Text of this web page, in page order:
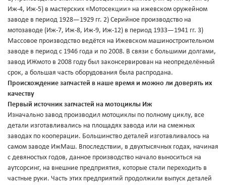
Иж-4, Иж-5) в мастерских «Мотосекции» на ижевском оружейном
заводе в период 1928—1929 гг. 2) Серийное производство на
мотозаводе (Иж-7, Иж-8, Иж-9, Иж-12) в период 1933—1941 гг. 3)
Массовое производство ведётся на Ижевском машиностроительном
заводе в период с 1946 года и по 2008. В связи с большими долгами,
завод ИЖмото в 2008 году был законсервирован на неопределённый
срок, а большая часть оборудования была распродана.
Происхождение запчастей в наше время и можно ли доверять их
качеству
Первый источник запчастей на мотоциклы Иж
Изначально завод производил мотоциклы по полному циклу, все
детали изготавливались на площадях завода или на смежных
заводах по кооперации. Большинство деталей изготавливалось на
самом заводе ИжМаш. Впоследствии, в двухтысячных годах, начиная
с девяностых годов, данное производство начало выноситься на
аутсорсинг, на внешние предприятия, которые стали переходить в
частные руки. Часть этих предприятий продолжили выпуск деталей